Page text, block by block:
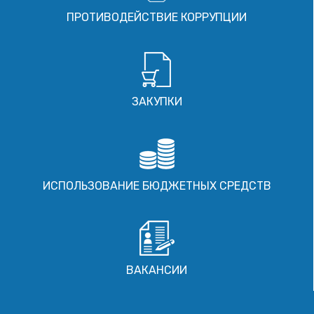
ПРОТИВОДЕЙСТВИЕ КОРРУПЦИИ
ЗАКУПКИ
ИСПОЛЬЗОВАНИЕ БЮДЖЕТНЫХ СРЕДСТВ
ВАКАНСИИ